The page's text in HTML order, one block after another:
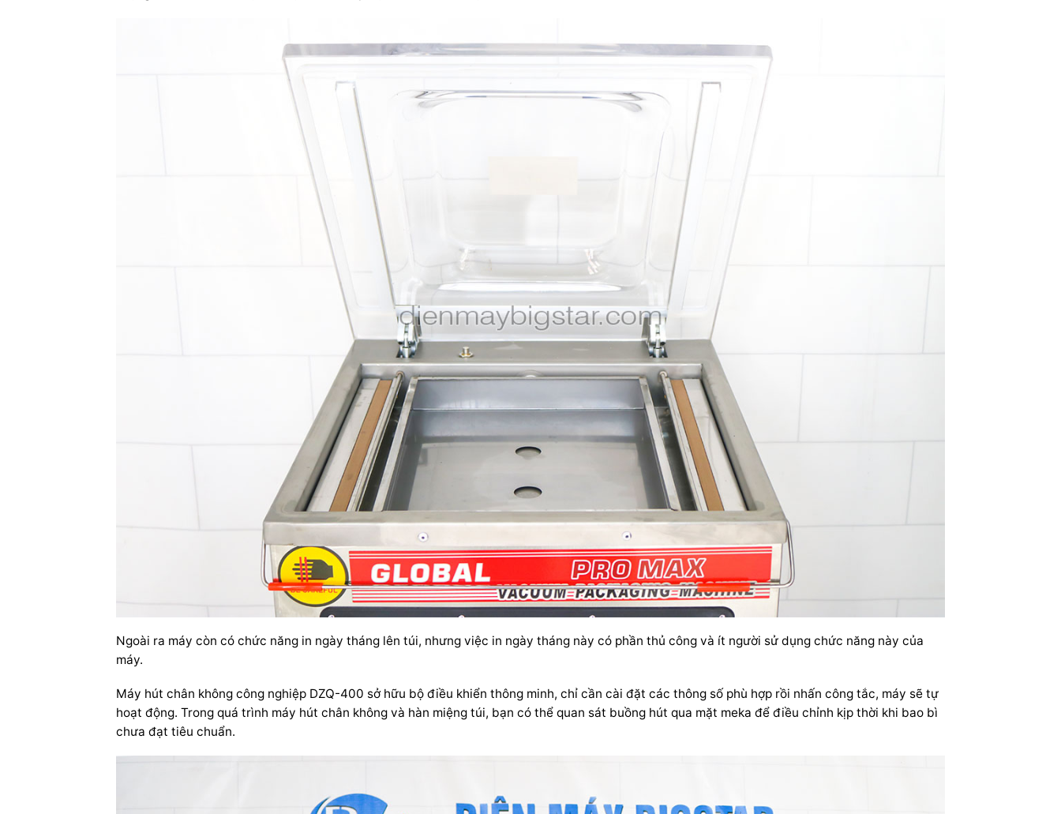
Ngoài ra máy còn có chức năng in ngày tháng lên túi, nhưng việc in ngày tháng này có phần thủ công và ít người sử dụng chức năng này của
máy.
Máy hút chân không công nghiệp DZQ-400 sở hữu bộ điều khiển thông minh, chỉ cần cài đặt các thông số phù hợp rồi nhấn công tắc, máy sẽ tự
hoạt động. Trong quá trình máy hút chân không và hàn miệng túi, bạn có thể quan sát buồng hút qua mặt meka để điều chỉnh kịp thời khi bao bì
chưa đạt tiêu chuẩn.